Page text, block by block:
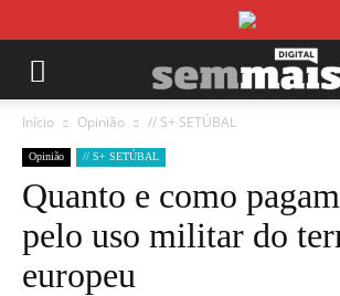
Início Opinião // S+ SETÚBAL
Opinião // S+ SETÚBAL
Quanto e como
pelo uso militar do
europeu